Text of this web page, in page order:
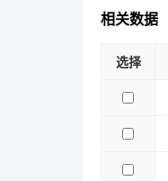
相关数据
选择